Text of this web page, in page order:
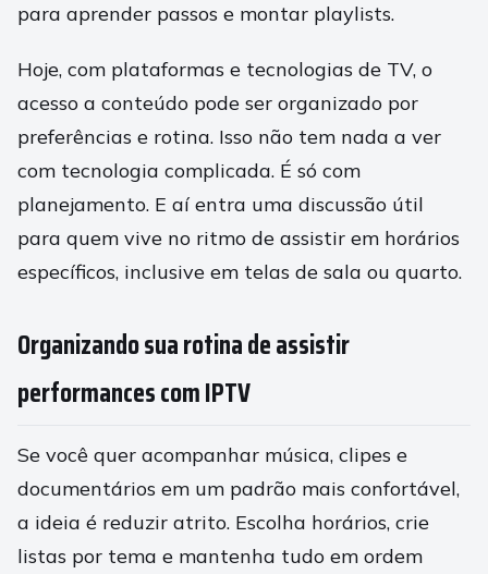
para aprender passos e montar playlists.
Hoje, com plataformas e tecnologias de TV, o
acesso a conteúdo pode ser organizado por
preferências e rotina. Isso não tem nada a ver
com tecnologia complicada. É só com
planejamento. E aí entra uma discussão útil
para quem vive no ritmo de assistir em horários
específicos, inclusive em telas de sala ou quarto.
Organizando sua rotina de assistir
performances com IPTV
Se você quer acompanhar música, clipes e
documentários em um padrão mais confortável,
a ideia é reduzir atrito. Escolha horários, crie
listas por tema e mantenha tudo em ordem